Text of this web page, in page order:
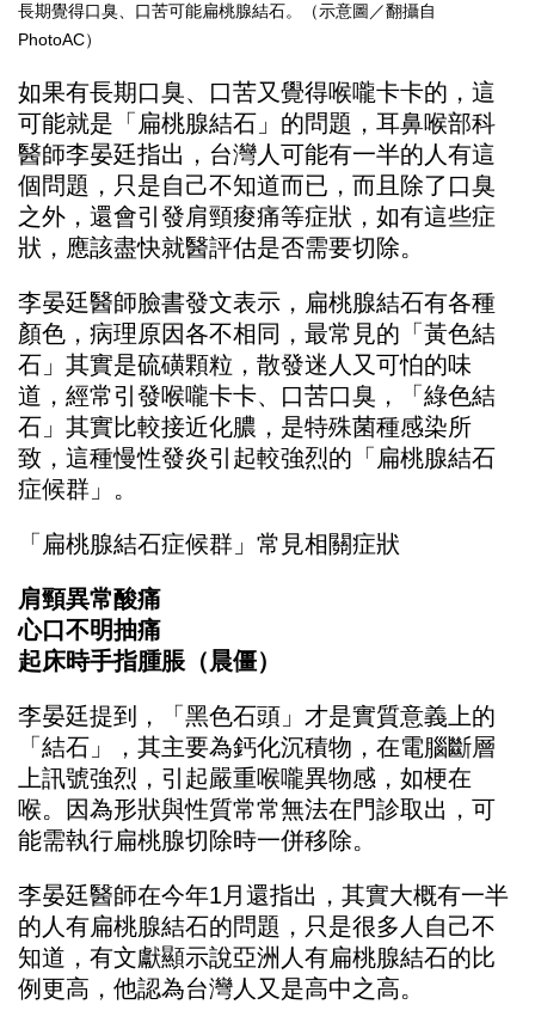
長期覺得口臭、口苦可能扁桃腺結石。（示意圖／翻攝自
PhotoAC）
如果有長期口臭、口苦又覺得喉嚨卡卡的，這
可能就是「扁桃腺結石」的問題，耳鼻喉部科
醫師李晏廷指出，台灣人可能有一半的人有這
個問題，只是自己不知道而已，而且除了口臭
之外，還會引發肩頸痠痛等症狀，如有這些症
狀，應該盡快就醫評估是否需要切除。
李晏廷醫師臉書發文表示，扁桃腺結石有各種
顏色，病理原因各不相同，最常見的「黃色結
石」其實是硫磺顆粒，散發迷人又可怕的味
道，經常引發喉嚨卡卡、口苦口臭，「綠色結
石」其實比較接近化膿，是特殊菌種感染所
致，這種慢性發炎引起較強烈的「扁桃腺結石
症候群」。
「扁桃腺結石症候群」常見相關症狀
肩頸異常酸痛
心口不明抽痛
起床時手指腫脹（晨僵）
李晏廷提到，「黑色石頭」才是實質意義上的
「結石」，其主要為鈣化沉積物，在電腦斷層
上訊號強烈，引起嚴重喉嚨異物感，如梗在
喉。因為形狀與性質常常無法在門診取出，可
能需執行扁桃腺切除時一併移除。
李晏廷醫師在今年1月還指出，其實大概有一半
的人有扁桃腺結石的問題，只是很多人自己不
知道，有文獻顯示說亞洲人有扁桃腺結石的比
例更高，他認為台灣人又是高中之高。